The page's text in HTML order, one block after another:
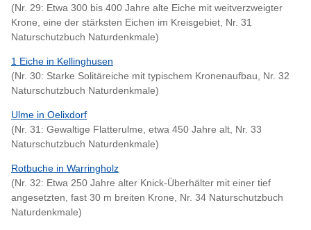
(Nr. 29: Etwa 300 bis 400 Jahre alte Eiche mit weitverzweigter
Krone, eine der stärksten Eichen im Kreisgebiet, Nr. 31
Naturschutzbuch Naturdenkmale)
1 Eiche in Kellinghusen
(Nr. 30: Starke Solitäreiche mit typischem Kronenaufbau, Nr. 32
Naturschutzbuch Naturdenkmale)
Ulme in Oelixdorf
(Nr. 31: Gewaltige Flatterulme, etwa 450 Jahre alt, Nr. 33
Naturschutzbuch Naturdenkmale)
Rotbuche in Warringholz
(Nr. 32: Etwa 250 Jahre alter Knick-Überhälter mit einer tief
angesetzten, fast 30 m breiten Krone, Nr. 34 Naturschutzbuch
Naturdenkmale)